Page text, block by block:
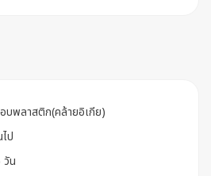
อบพลาสติก(คล้ายอิเกีย)
ป
วัน